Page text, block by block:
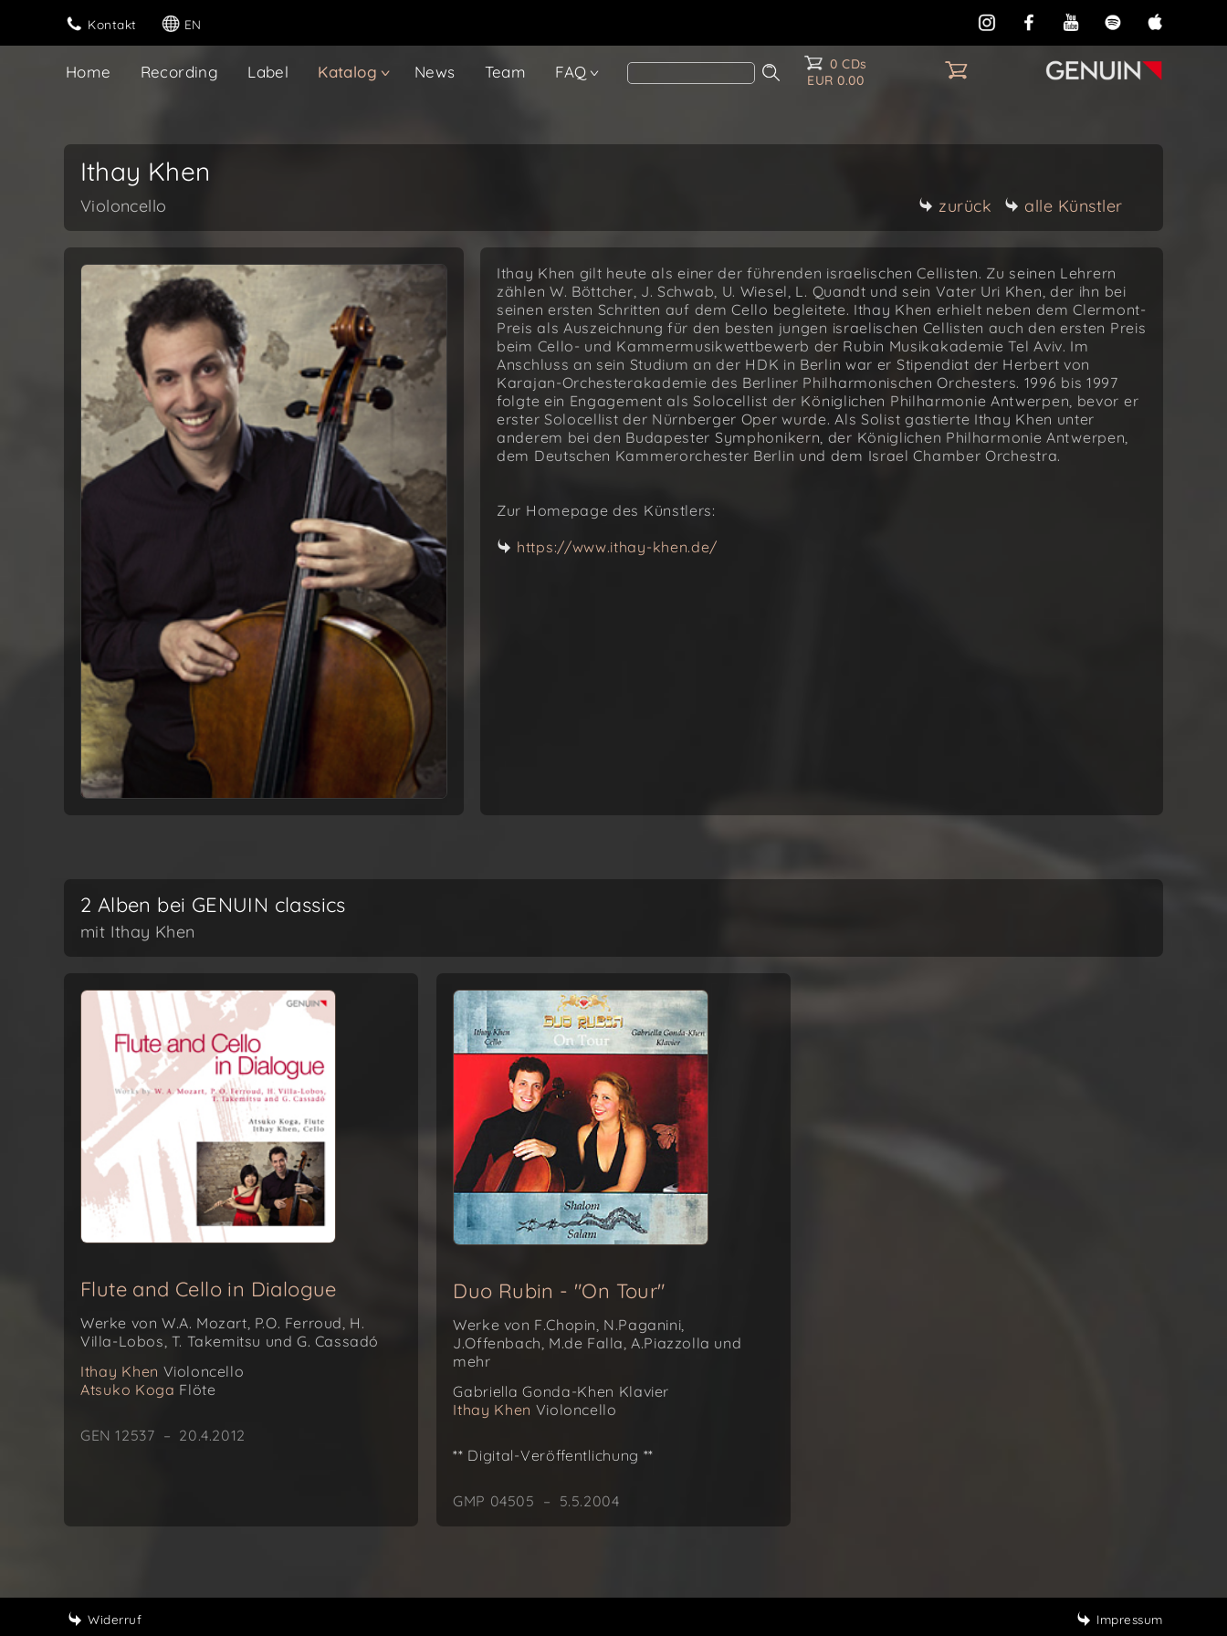
Kontakt EN
Home Recording Label Katalog News Team FAQ
0 CDs
EUR 0.00
Ithay Khen
Violoncello zurück alle Künstler
Ithay Khen gilt heute als einer der führenden israelischen Cellisten. Zu seinen Lehrern
zählen W. Böttcher, J. Schwab, U. Wiesel, L. Quandt und sein Vater Uri Khen, der ihn bei
seinen ersten Schritten auf dem Cello begleitete. Ithay Khen erhielt neben dem Clermont-
Preis als Auszeichnung für den besten jungen israelischen Cellisten auch den ersten Preis
beim Cello- und Kammermusikwettbewerb der Rubin Musikakademie Tel Aviv. Im
Anschluss an sein Studium an der HDK in Berlin war er Stipendiat der Herbert von
Karajan-Orchesterakademie des Berliner Philharmonischen Orchesters. 1996 bis 1997
folgte ein Engagement als Solocellist der Königlichen Philharmonie Antwerpen, bevor er
erster Solocellist der Nürnberger Oper wurde. Als Solist gastierte Ithay Khen unter
anderem bei den Budapester Symphonikern, der Königlichen Philharmonie Antwerpen,
dem Deutschen Kammerorchester Berlin und dem Israel Chamber Orchestra.
Zur Homepage des Künstlers:
https://www.ithay-khen.de/
2 Alben bei GENUIN classics
mit Ithay Khen
Flute and Cello in Dialogue
Werke von W.A. Mozart, P.O. Ferroud, H.
Villa-Lobos, T. Takemitsu und G. Cassadó
Ithay Khen Violoncello
Atsuko Koga Flöte
GEN 12537 – 20.4.2012
Duo Rubin - "On Tour"
Werke von F.Chopin, N.Paganini,
J.Offenbach, M.de Falla, A.Piazzolla und
mehr
Gabriella Gonda-Khen Klavier
Ithay Khen Violoncello
** Digital-Veröffentlichung **
GMP 04505 – 5.5.2004
Widerruf Impressum